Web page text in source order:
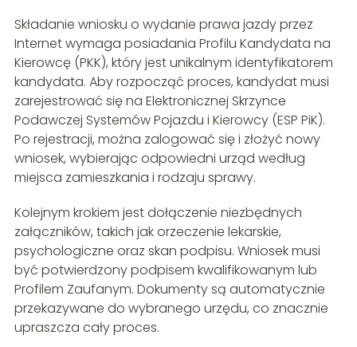
Składanie wniosku o wydanie prawa jazdy przez
Internet wymaga posiadania Profilu Kandydata na
Kierowcę (PKK), który jest unikalnym identyfikatorem
kandydata. Aby rozpocząć proces, kandydat musi
zarejestrować się na Elektronicznej Skrzynce
Podawczej Systemów Pojazdu i Kierowcy (ESP PiK).
Po rejestracji, można zalogować się i złożyć nowy
wniosek, wybierając odpowiedni urząd według
miejsca zamieszkania i rodzaju sprawy.
Kolejnym krokiem jest dołączenie niezbędnych
załączników, takich jak orzeczenie lekarskie,
psychologiczne oraz skan podpisu. Wniosek musi
być potwierdzony podpisem kwalifikowanym lub
Profilem Zaufanym. Dokumenty są automatycznie
przekazywane do wybranego urzędu, co znacznie
upraszcza cały proces.